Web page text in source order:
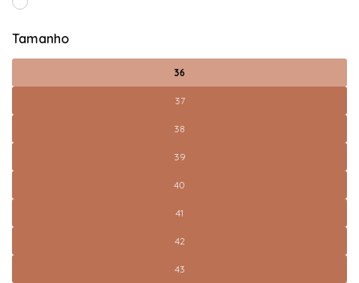
Tamanho
36
37
38
39
40
41
42
43